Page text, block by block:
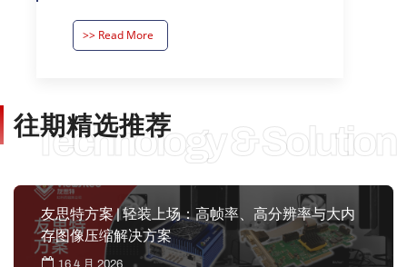
>> Read More
Technology & Solution
往期精选推荐
友思特方案 | 轻装上场：高帧率、高分辨率与大内
存图像压缩解决方案
16 4 月 2026